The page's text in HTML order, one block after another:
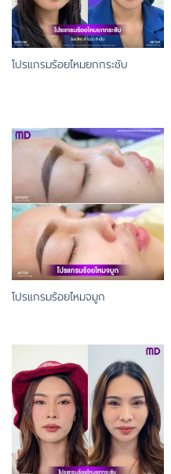
โปรแกรมร้อยไหมยกกระชับ
โปรแกรมร้อยไหมจมูก